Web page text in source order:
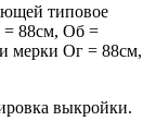
типовое
= 88см, Об =
мерки Ог = 88см,
выкройки.